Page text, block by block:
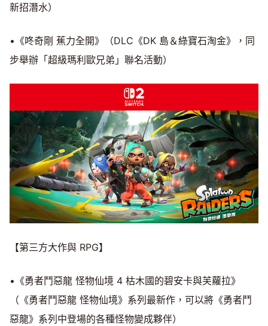
新招潛水）
•《咚奇剛 蕉力全開》（DLC《DK 島＆綠寶石淘金》，同
步舉辦「超級瑪利歐兄弟」聯名活動）
【第三方大作與 RPG】
•《勇者鬥惡龍 怪物仙境 4 枯木國的碧安卡與芙蘿拉》
（《勇者鬥惡龍 怪物仙境》系列最新作，可以將《勇者鬥
惡龍》系列中登場的各種怪物變成夥伴）